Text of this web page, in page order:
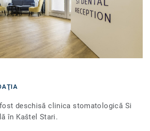
deschisă clinica stomatologică Si
în Kaštel Stari.